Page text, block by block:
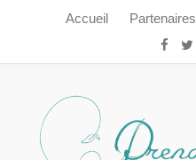
Accueil Partenaires